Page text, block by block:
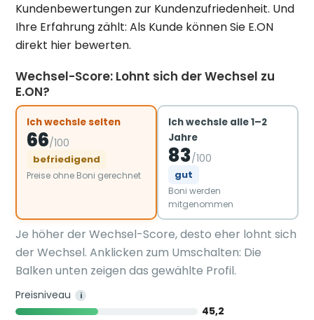
Kundenbewertungen zur Kundenzufriedenheit. Und
Ihre Erfahrung zählt: Als Kunde können Sie E.ON
direkt hier bewerten.
Wechsel-Score: Lohnt sich der Wechsel zu
E.ON?
Ich wechsle selten
66/100
befriedigend
Preise ohne Boni gerechnet
Ich wechsle alle 1–2
Jahre
83/100
gut
Boni werden
mitgenommen
Je höher der Wechsel-Score, desto eher lohnt sich
der Wechsel. Anklicken zum Umschalten: Die
Balken unten zeigen das gewählte Profil.
Preisniveau i
45,2